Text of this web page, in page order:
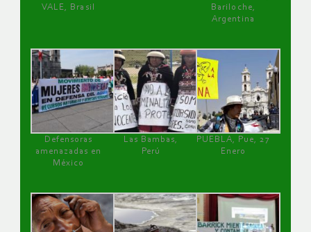
VALE, Brasil
Bariloche,
Argentina
Defensoras
amenazadas en
México
Las Bambas,
Perú
PUEBLA, Pue, 27
Enero